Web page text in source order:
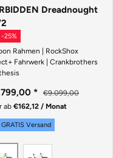
Dreadnought
-25%
Rahmen | RockShox
Fahrwerk | Crankbrothers
*
€9.099,00
ab €162,12 / Monat
GRATIS Versand